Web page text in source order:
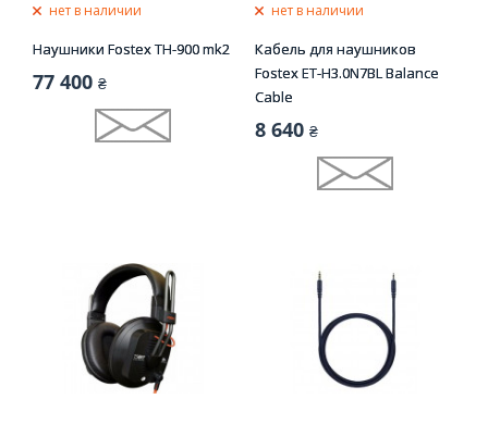
нет в наличии
Наушники Fostex TH-900 mk2
77 400 ₴
нет в наличии
Кабель для наушников
Fostex ET-H3.0N7BL Balance
Cable
8 640 ₴